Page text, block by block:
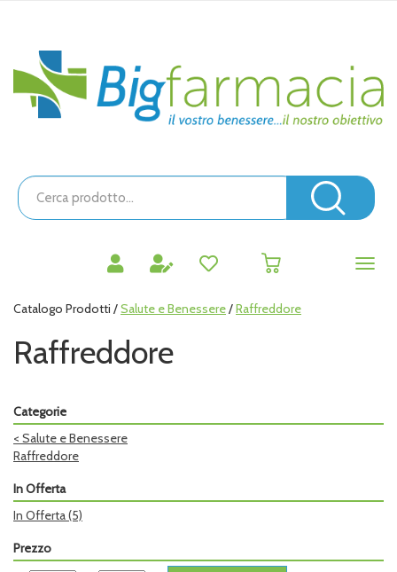
principaleBigfarmacia
Cerca
Prodotto
Catalogo Prodotti /Salute e Benessere/Raffreddore
Raffreddore
Categorie
< Salute e Benessere
Raffreddore
In Offerta
In Offerta(5)
Prezzo